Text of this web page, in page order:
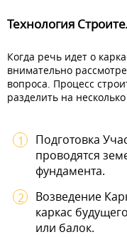
Технология
Когда речь идет о
внимательно
вопроса. Процесс
разделить на
Подготовка
проводятся
фундамента.
Возведение
каркас
или балок.